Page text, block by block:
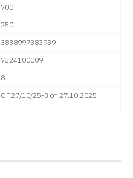
700
250
3838997383939
7324100009
8
ОП27/10/25-3 от 27.10.2025